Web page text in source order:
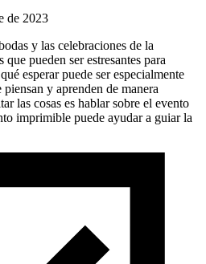
de 2023
y las celebraciones de la
pueden ser estresantes para
esperar puede ser especialmente
y aprenden de manera
las cosas es hablar sobre el evento
imprimible puede ayudar a guiar la